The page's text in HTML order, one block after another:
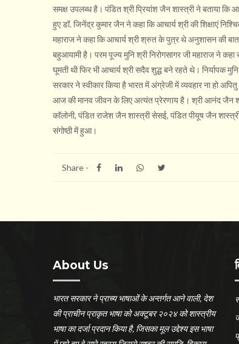
समक्ष उपलब्ध है। पंडित श्री प्रियांश जैन शास्त्री ने बताया
हुए डॉ. जिनेंद्र कुमार जैन ने कहा कि आचार्य श्री की शिक्षाएं
महाराज ने कहा कि आचार्य श्री श्रुत के पुत्र थे अनुशासन की बात
बहुआयामी है। परम पूज्य मुनि श्री निरोगसागर जी महाराज ने
घूमती थी फिर भी आचार्य श्री सदैव शुद्ध बने रहते थे। निर्यापक
सरकार ने स्वीकार किया है भारत में अंग्रेजी में व्यवहार ना हो अपितु
आज की मानव जीवन के लिए अत्यंत प्रेरणाय है। श्री आनंद जैन
कॉलोनी, पंडित राजेश जैन शास्त्री सेसई, पंडित पीयूष जैन
संगोष्ठी में हुआ।
Share -
About Us
भारत सरकार ने प्राच्य भाषाओं के अन्तर्गत आने वाली, देश
की प्राचीन प्राकृत भाषा को अक्टूबर २०२४ को शास्त्रीय
भाषा का दर्जा प्रदान किया है, जिसका मूल उद्देश्य इस भाषा